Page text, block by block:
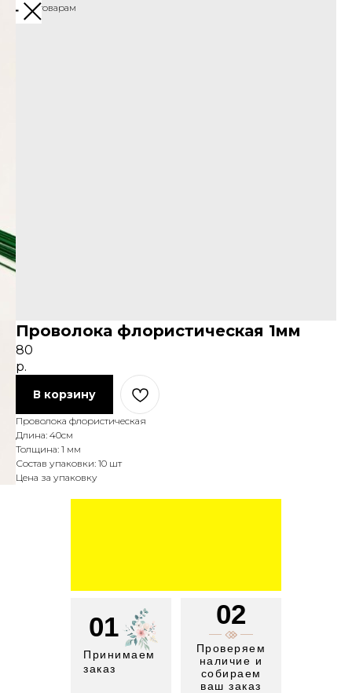
Назад к товарам
Проволока флористическая 1мм
80
р.
В корзину
Проволока флористическая
Длина: 40см
Толщина: 1 мм
Состав упаковки: 10 шт
Цена за упаковку
01
Принимаем
заказ
02
Проверяем
наличие и
собираем
ваш заказ